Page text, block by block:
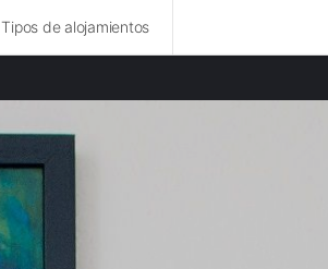
Tipos de alojamientos